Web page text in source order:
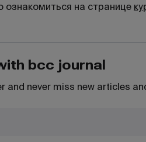
на странице
bcc journal
and never miss new articles